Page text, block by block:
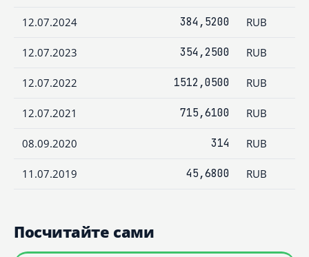
12.07.2024 384,5200 RUB
12.07.2023 354,2500 RUB
12.07.2022 1512,0500 RUB
12.07.2021 715,6100 RUB
08.09.2020 314 RUB
11.07.2019 45,6800 RUB
Посчитайте сами